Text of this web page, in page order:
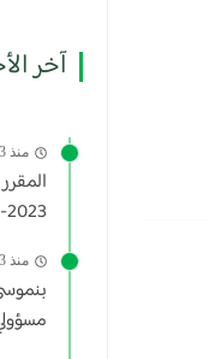
آخر
منذ 3 سنة
2023-2024
منذ 3 سنة